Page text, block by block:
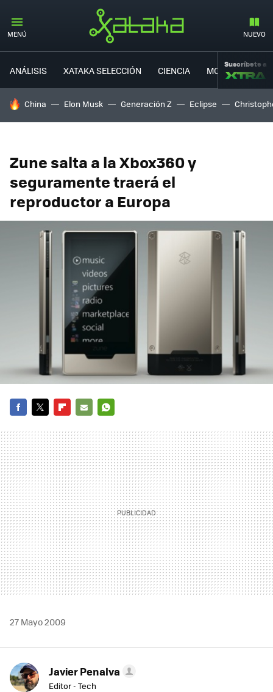
MENÚ NUEVO
ANÁLISIS XATAKA SELECCIÓN CIENCIA MOVILIDAD
Suscríbete a
HOY SE HABLA DE
China Elon Musk Generación Z Eclipse
Zune salta a la Xbox360 y
seguramente traerá el
reproductor a Europa
MAIL
27 Mayo 2009
Javier Penalva
Editor - Tech